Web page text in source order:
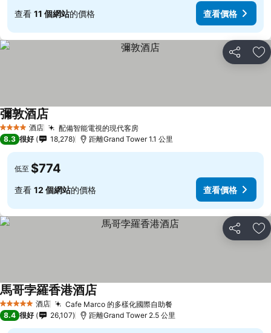
查看 11 個網站的價格 查看價格
分享 放
4 星級 酒店 配備智能電視的現代客房
彌敦酒店
8.3 很好 18,278 距離Grand Tower 1.1 公里
低至 $774
查看 12 個網站的價格 查看價格
分享 放
5 星級 酒店 Cafe Marco 的多樣化國際自助餐
馬哥孛羅香港酒店
8.4 很好 26,107 距離Grand Tower 2.5 公里